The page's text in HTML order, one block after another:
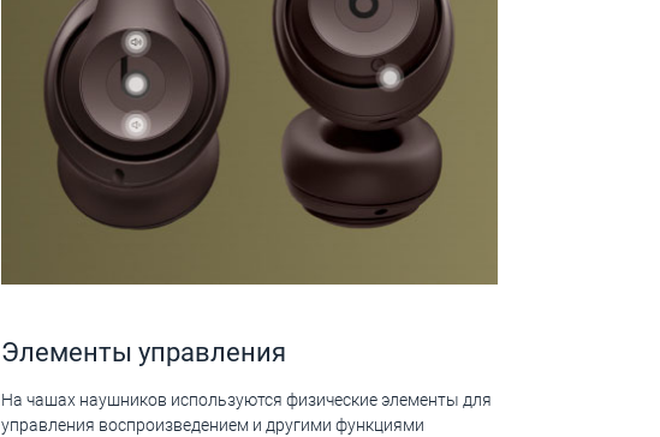
Элементы управления
На чашах наушников используются физические элементы для
управления воспроизведением и другими функциями